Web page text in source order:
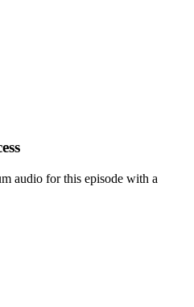
audio for this episode with a